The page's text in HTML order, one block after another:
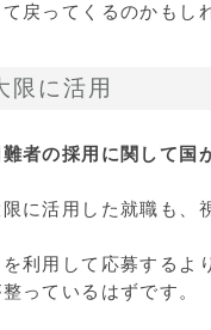
戻ってくるのかもし
限に活用
者の採用に関して国
に活用した就職も、
利用して応募するよ
っているはずです。